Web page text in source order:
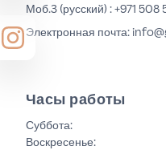
Моб.3 (русский) :+971 508
Электронная почта:
Часы работы
Суббота:
Воскресенье: